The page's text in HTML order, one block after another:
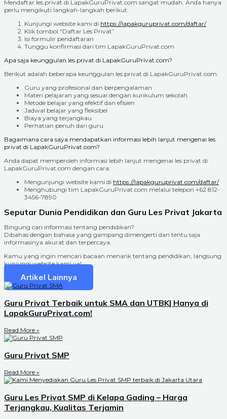
Mendaftar les privat di LapakGuruPrivat.com sangat mudah. Anda hanya
perlu mengikuti langkah-langkah berikut:
Kunjungi website kami di https://lapakguruprivat.com/daftar/
Klik tombol “Daftar Les Privat”
Isi formulir pendaftaran
Tunggu konfirmasi dari tim LapakGuruPrivat.com
Apa saja keunggulan les privat di LapakGuruPrivat.com?
Berikut adalah beberapa keunggulan les privat di LapakGuruPrivat.com:
Guru yang profesional dan berpengalaman
Materi pelajaran yang sesuai dengan kurikulum sekolah
Metode belajar yang efektif dan efisien
Jadwal belajar yang fleksibel
Biaya yang terjangkau
Perhatian penuh dari guru
Bagaimana cara saya mendapatkan informasi lebih lanjut mengenai les
privat di LapakGuruPrivat.com?
Anda dapat memperoleh informasi lebih lanjut mengenai les privat di
LapakGuruPrivat.com dengan cara:
Mengunjungi website kami di https://lapakguruprivat.com/daftar/
Menghubungi tim LapakGuruPrivat.com melalui telepon +62 812-
3456-7890
Seputar Dunia Pendidikan dan Guru Les Privat Jakarta
Bingung cari informasi tentang pendidikan?
Dibahas dengan bahasa yang gampang dimengerti dan tentu saja
informasinya akurat dan terpercaya.
Kamu yang ingin mencari bacaan menarik tentang pendidikan, langsung
kunjungi website kami ya!
Artikel Lainnya
Guru Privat Terbaik untuk SMA dan UTBK| Hanya di
LapakGuruPrivat.com!
Read More »
Guru Privat SMP
Read More »
Guru Les Privat SMP di Kelapa Gading – Harga
Terjangkau, Kualitas Terjamin